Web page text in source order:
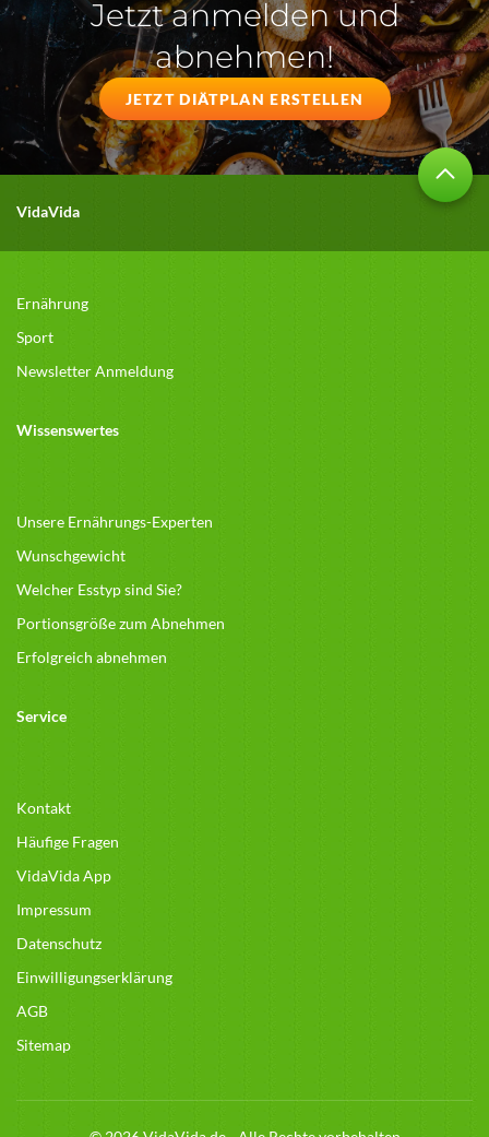
Jetzt anmelden und
abnehmen!
JETZT DIÄTPLAN ERSTELLEN
VidaVida
Ernährung
Sport
Newsletter Anmeldung
Wissenswertes
Unsere Ernährungs-Experten
Wunschgewicht
Welcher Esstyp sind Sie?
Portionsgröße zum Abnehmen
Erfolgreich abnehmen
Service
Kontakt
Häufige Fragen
VidaVida App
Impressum
Datenschutz
Einwilligungserklärung
AGB
Sitemap